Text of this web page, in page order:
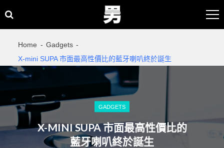
to
to
Home
Gadgets
X-mini SUPA 市面最高性價比的藍牙喇叭終於誕生
GADGETS
X-MINI SUPA 市面最高性價比的
藍牙喇叭終於誕生